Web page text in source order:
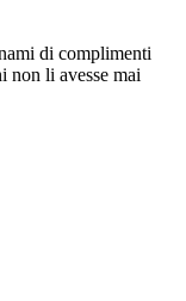
di complimenti
non li avesse mai